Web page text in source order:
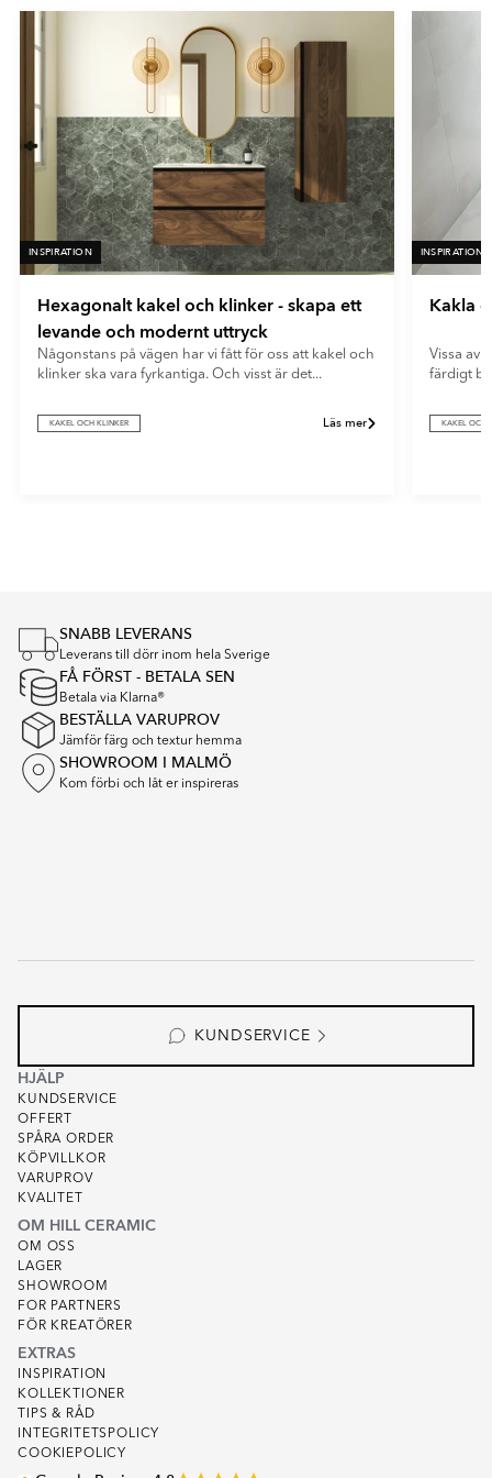
reflexer på ett effektivt sätt.
INSPIRATION
Hexagonalt kakel och klinker - skapa ett
levande och modernt uttryck
Någonstans på vägen har vi fått för oss att kakel och
klinker ska vara fyrkantiga. Och visst är det...
KAKEL OCH KLINKER Läs mer
INSPIRATION
Kakla
Vissa av
färdigt
KAKEL OCH
SNABB LEVERANS
Leverans till dörr inom hela Sverige
FÅ FÖRST - BETALA SEN
Betala via Klarna®
BESTÄLLA VARUPROV
Jämför färg och textur hemma
SHOWROOM I MALMÖ
Kom förbi och låt er inspireras
KUNDSERVICE
HJÄLP
KUNDSERVICE
OFFERT
SPÅRA ORDER
KÖPVILLKOR
VARUPROV
KVALITET
OM HILL CERAMIC
OM OSS
LAGER
SHOWROOM
FOR PARTNERS
FÖR KREATÖRER
EXTRAS
INSPIRATION
KOLLEKTIONER
TIPS & RÅD
INTEGRITETSPOLICY
COOKIEPOLICY